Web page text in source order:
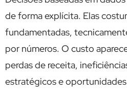
de forma explícita. Elas
fundamentadas,
por números. O custo
perdas de receita,
estratégicos e